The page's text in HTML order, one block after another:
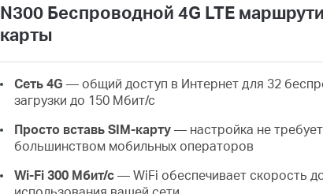
N300 Беспроводной 4G LTE
карты
Сеть 4G — общий доступ в Интернет для 32
загрузки до 150 Мбит/с
Просто вставь SIM-карту— настройка не
большинством мобильных операторов
Wi-Fi 300 Мбит/с— WiFi обеспечивает скорость